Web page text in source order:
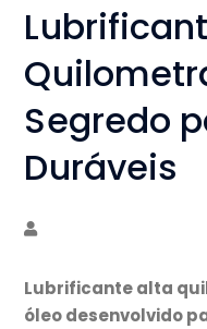
Segredo
Duráveis
Lubrificante alta
óleo desenvolvido